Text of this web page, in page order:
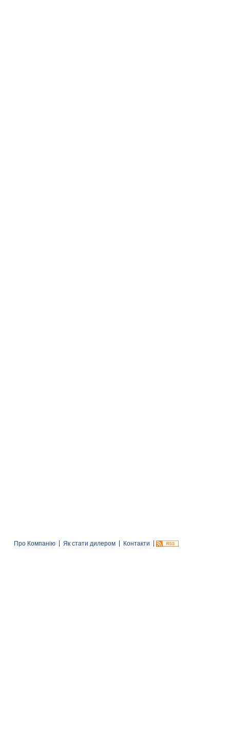
Про Компанію Як стати дилером Контакти